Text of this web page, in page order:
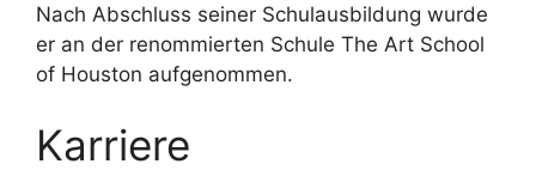
Nach Abschluss seiner Schulausbildung wurde
er an der renommierten Schule The Art School
of Houston aufgenommen.
Karriere